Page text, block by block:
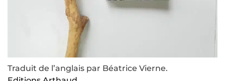
Traduit de l’anglais par Béatrice Vierne.